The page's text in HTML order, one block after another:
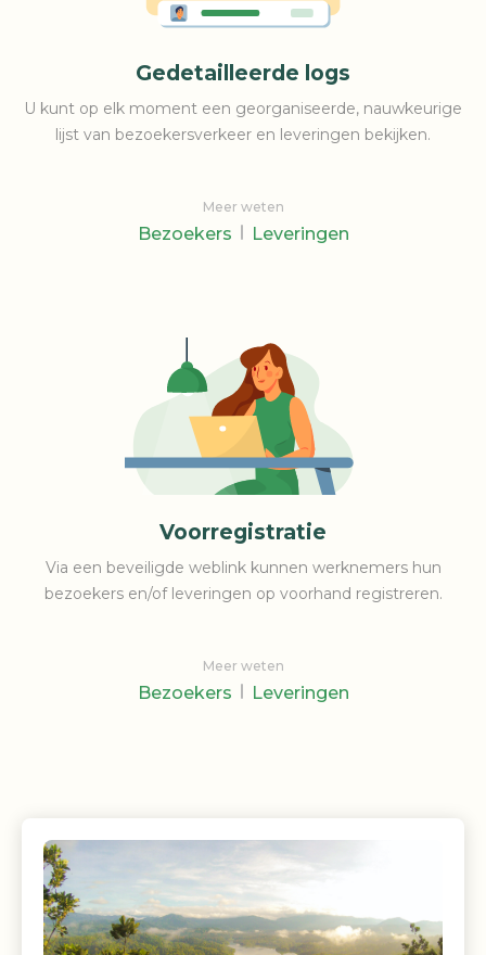
Gedetailleerde logs
U kunt op elk moment een georganiseerde, nauwkeurige
lijst van bezoekersverkeer en leveringen bekijken.
Meer weten
Bezoekers Leveringen
Voorregistratie
Via een beveiligde weblink kunnen werknemers hun
bezoekers en/of leveringen op voorhand registreren.
Meer weten
Bezoekers Leveringen